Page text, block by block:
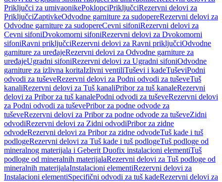
Priključci za umivaonikePoklopciPriključciRezervni delovi za
PriključciZaptivkeOdvodne garniture za sudopereRezervni delovi za
Odvodne garniture za sudopereCevni sifoniRezervni delovi za
Cevni sifoniDvokomorni sifoniRezervni delovi za Dvokomorni
sifoniRavni priključciRezervni delovi za Ravni priključciOdvodne
garniture za uređajeRezervni delovi za Odvodne garniture za
uređajeUgradni sifoniRezervni delovi za Ugradni sifoniOdvodne
garniture za izlivna koritaIzlivni ventiliTuševi i kadeTuševiPodni
odvodi za tuševeRezervni delovi za Podni odvodi za tuševeTuš
kanaliRezervni delovi za Tuš kanaliPribor za tuš kanaleRezervni
delovi za Pribor za tuš kanalePodni odvodi za tuševeRezervni delovi
za Podni odvodi za tuševePribor za podne odvode za
tuševeRezervni delovi za Pribor za podne odvode za tuševeZidni
odvodiRezervni delovi za Zidni odvodiPribor za zidne
odvodeRezervni delovi za Pribor za zidne odvodeTuš kade i tuš
podlogeRezervni delovi za Tuš kade i tuš podlogeTuš podloge od
mineralnog materijala i Geberit Duofix instalacioni elementiTuš
podloge od mineralnih materijalaRezervni delovi za Tuš podloge od
mineralnih materijalaInstalacioni elementiRezervni delovi za
Instalacioni elementiSpecifični odvodi za tuš kadeRezervni delovi za